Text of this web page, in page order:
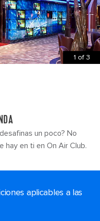
1 of 3
un poco? No
hay en ti en On Air Club.
aplicables a las